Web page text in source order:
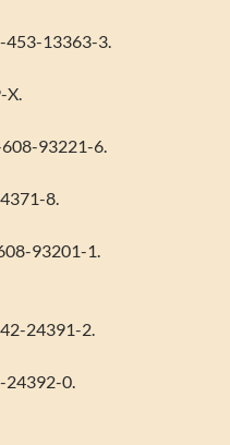
453-13363-3.
X.
608-93221-6.
8.
93201-1.
24391-2.
24392-0.